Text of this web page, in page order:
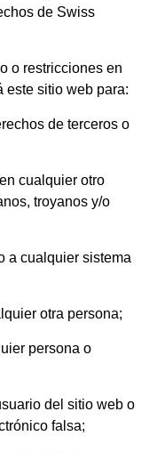
de Swiss
o restricciones en
este sitio web para:
de terceros o
cualquier otro
troyanos y/o
a cualquier sistema
otra persona;
persona o
del sitio web o
falsa;